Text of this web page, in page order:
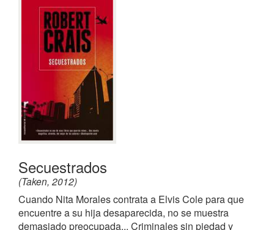
Secuestrados
(Taken, 2012)
Cuando Nita Morales contrata a Elvis Cole para que
encuentre a su hija desaparecida, no se muestra
demasiado preocupada... Criminales sin piedad y